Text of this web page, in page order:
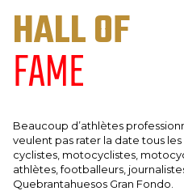
HALL OF
FAME
Beaucoup d’athlètes
veulent pas rater la date tous
cyclistes, motocyclistes,
athlètes, footballeurs,
Quebrantahuesos Gran Fondo.